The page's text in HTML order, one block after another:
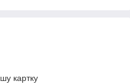
картку